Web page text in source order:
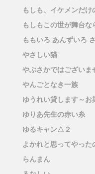
もしも、イケメンだけ
もしもこの世が舞台な
ももいろ あんずいろ
やさしい猫
やぶさかではございま
やんごとなき一族
ゆうれい貸します～お
ゆりあ先生の赤い糸
ゆるキャン△２
よかれと思ってやった
らんまん